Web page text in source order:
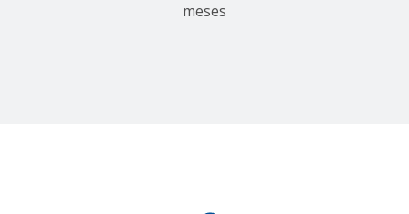
meses